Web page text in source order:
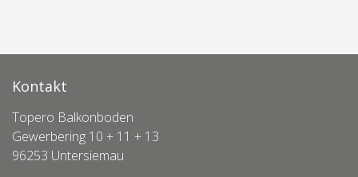
Kontakt
Topero Balkonboden
Gewerbering 10 + 11 + 13
96253 Untersiemau